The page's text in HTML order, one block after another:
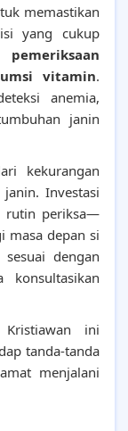
memastikan
yang cukup
vitamin.
anemia,
janin
kekurangan
Investasi
rutin periksa—
masa depan si
dengan
ini
tanda-tanda
menjalani